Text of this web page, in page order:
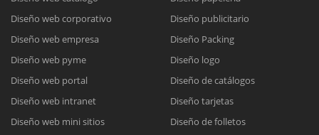
Diseño web corporativo
Diseño web empresa
Diseño web pyme
Diseño web portal
Diseño web intranet
Diseño web mini sitios
Diseño publicitario
Diseño Packing
Diseño logo
Diseño de catálogos
Diseño tarjetas
Diseño de folletos